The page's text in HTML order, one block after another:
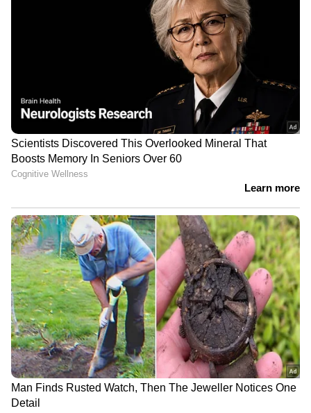
സ്ഥാനത്ത് നിന്ന് മാറി
പുതിയ മുഖം
നൽകണമെന്നും സിപിഎം
തൃശ്ശൂർ ജില്ലാ കമ്മിറ്റിയിൽ
അംഗങ്ങൾ
വകുപ്പുകളിൽ തർക്കം
തുടരുന്നു, ആരോ​
ഗ്യത്തിനൊപ്പം കായികവും
മുരളീധരന് നൽകാൻ
സാധ്യത; ദേവസ്വം
അനിൽകുമാറിന്
നൽകിയേക്കും
LATEST VIDEOS
യൂണിഫോമിട്ട കള്ളനോ?;
സഹപ്രവർത്തകരിൽ നിന്ന്
ലക്ഷങ്ങൾ തട്ടിയെടുത്ത